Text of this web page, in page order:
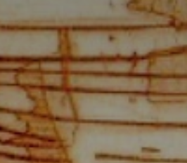
Statut / Organisation
J'accepte lestermes et conditions
* Champ obligatoire
Prénom
Statut / Organisation
J'accepte les termes et conditions